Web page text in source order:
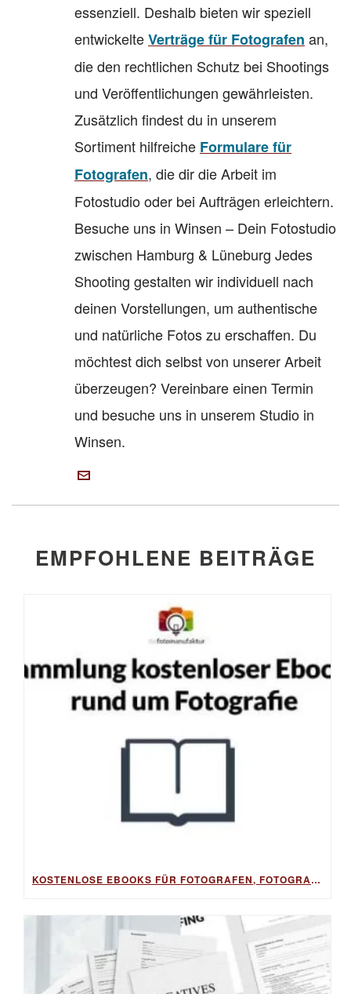
essenziell. Deshalb bieten wir speziell
entwickelteVerträge für Fotografen an,
die den rechtlichen Schutz bei Shootings
und Veröffentlichungen gewährleisten.
Zusätzlich findest du in unserem
Sortiment hilfreiche Formulare für
Fotografen, die dir die Arbeit im
Fotostudio oder bei Aufträgen erleichtern.
Besuche uns in Winsen – Dein Fotostudio
zwischen Hamburg & Lüneburg Jedes
Shooting gestalten wir individuell nach
deinen Vorstellungen, um authentische
und natürliche Fotos zu erschaffen. Du
möchtest dich selbst von unserer Arbeit
überzeugen? Vereinbare einen Termin
und besuche uns in unserem Studio in
Winsen.
EMPFOHLENE BEITRÄGE
KOSTENLOSE EBOOKS FÜR FOTOGRAFEN, FOTOGRAFIE, BESSERE FOTOS & BILDBEARBEITUNG, FOTO-TIPPS & FOTO-BUSINESS – GRATIS ALS DOWNLOAD